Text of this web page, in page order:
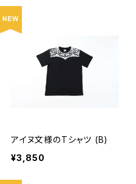
アイヌ文様のTシャツ (B)
¥3,850